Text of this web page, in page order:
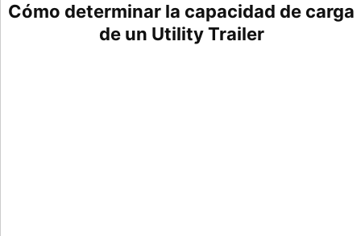
Cómo determinar la capacidad de carga
de un Utility Trailer